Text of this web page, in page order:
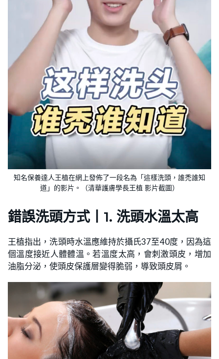
知名保養達人王植在網上發佈了一段名為「這樣洗頭，誰禿誰知
道」的影片。（清華護膚學長王植 影片截圖）
錯誤洗頭方式丨 1. 洗頭水溫太高
王植指出，洗頭時水溫應維持於攝氏37至40度，因為這
個溫度接近人體體溫。若溫度太高，會刺激頭皮，增加
油脂分泌，使頭皮保護層變得脆弱，導致頭皮屑。